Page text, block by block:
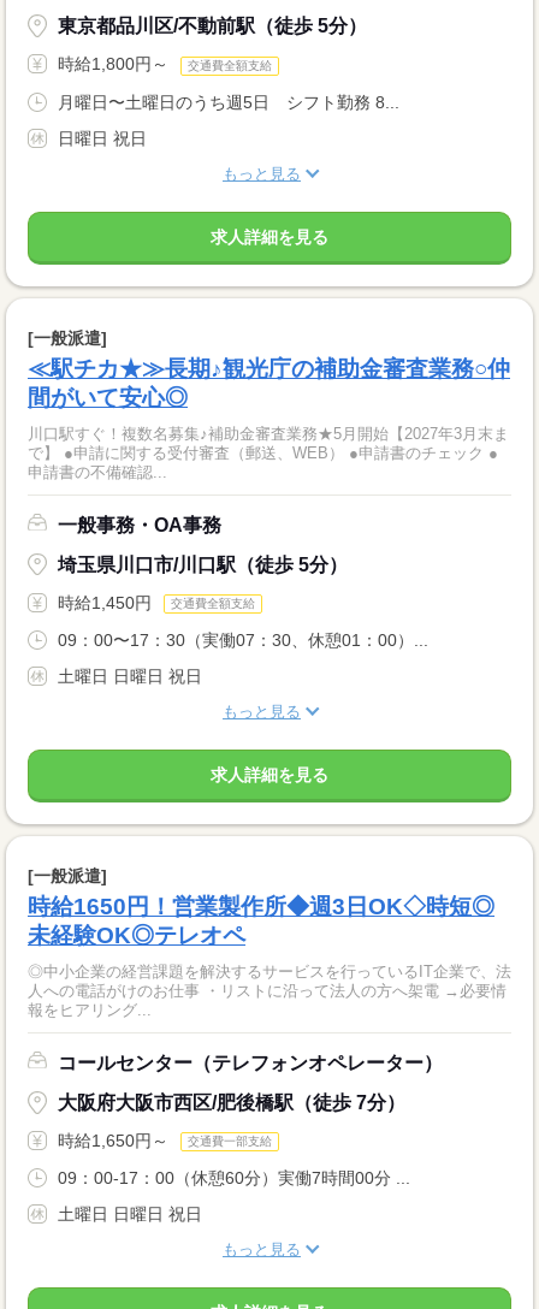
東京都品川区/不動前駅（徒歩 5分）
時給1,800円～ 交通費全額支給
月曜日〜土曜日のうち週5日 シフト勤務 8...
日曜日 祝日
もっと見る
求人詳細を見る
[一般派遣]
≪駅チカ★≫長期♪観光庁の補助金審査業務○仲
間がいて安心◎
川口駅すぐ！複数名募集♪補助金審査業務★5月開始【2027年3月末ま
で】 ●申請に関する受付審査（郵送、WEB） ●申請書のチェック ●
申請書の不備確認...
一般事務・OA事務
埼玉県川口市/川口駅（徒歩 5分）
時給1,450円 交通費全額支給
09：00〜17：30（実働07：30、休憩01：00）...
土曜日 日曜日 祝日
もっと見る
求人詳細を見る
[一般派遣]
時給1650円！営業製作所◆週3日OK◇時短◎
未経験OK◎テレオペ
◎中小企業の経営課題を解決するサービスを行っているIT企業で、法
人への電話がけのお仕事 ・リストに沿って法人の方へ架電 →必要情
報をヒアリング...
コールセンター（テレフォンオペレーター）
大阪府大阪市西区/肥後橋駅（徒歩 7分）
時給1,650円～ 交通費一部支給
09：00-17：00（休憩60分）実働7時間00分 ...
土曜日 日曜日 祝日
もっと見る